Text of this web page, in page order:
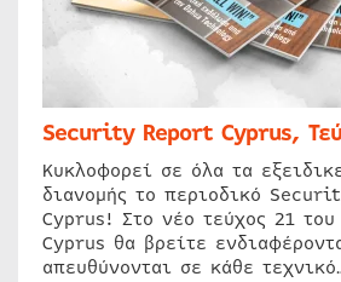
Security Report Cyprus,
Κυκλοφορεί σε όλα τα
διανομής το περιοδικό
Cyprus! Στο νέο τεύχος 21
Cyprus θα βρείτε
απευθύνονται σε κάθε